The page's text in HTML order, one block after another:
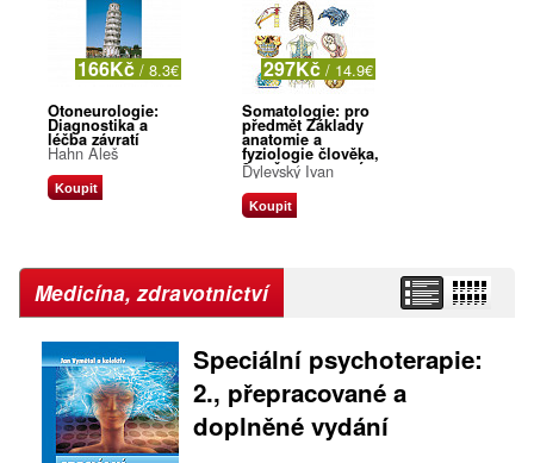
166Kč / 8.3€
Otoneurologie:
Diagnostika a
léčba závratí
Hahn Aleš
Koupit
297Kč / 14.9€
Somatologie: pro
předmět Základy
anatomie a
fyziologie člověka,
3., přepracované a
doplněné vydání
Dylevský Ivan
Koupit
Medicína, zdravotnictví
Speciální psychoterapie:
2., přepracované a
doplněné vydání